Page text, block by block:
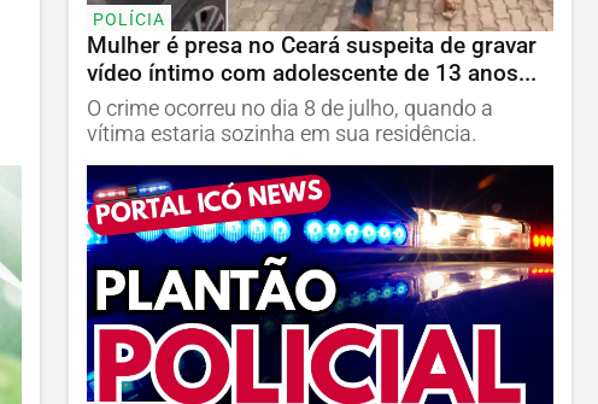
POLÍCIA
Mulher é presa no Ceará suspeita de gravar
vídeo íntimo com adolescente de 13 anos...
O crime ocorreu no dia 8 de julho, quando a
vítima estaria sozinha em sua residência.